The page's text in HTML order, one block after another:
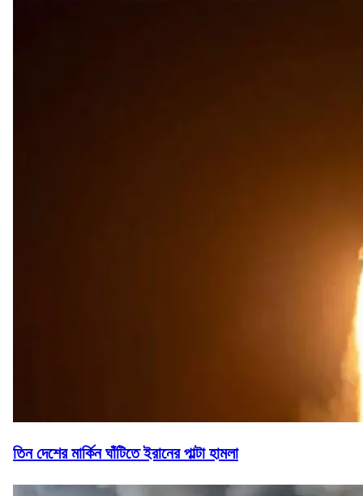
তিন দেশের মার্কিন ঘাঁটিতে ইরানের পাল্টা হামলা